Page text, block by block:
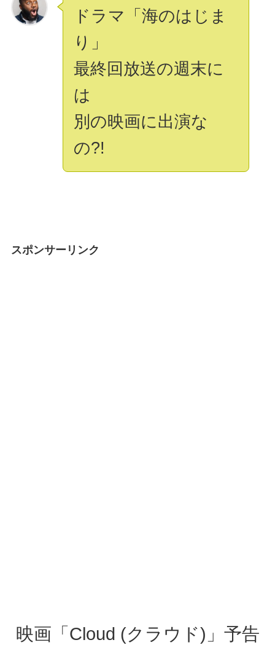
ドラマ「海のはじま
り」
最終回放送の週末に
は
別の映画に出演な
の?!
スポンサーリンク
映画「Cloud (クラウド)」予告